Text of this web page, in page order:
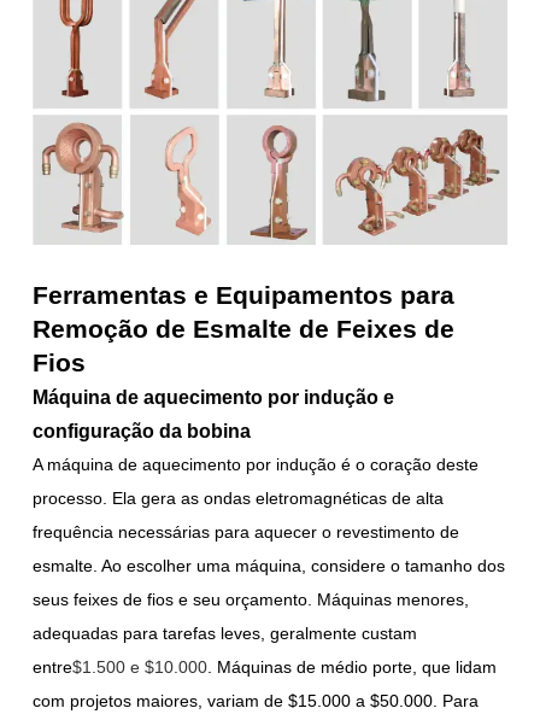
Ferramentas e Equipamentos para
Remoção de Esmalte de Feixes de
Fios
Máquina de aquecimento por indução e
configuração da bobina
A máquina de aquecimento por indução é o coração deste
processo. Ela gera as ondas eletromagnéticas de alta
frequência necessárias para aquecer o revestimento de
esmalte. Ao escolher uma máquina, considere o tamanho dos
seus feixes de fios e seu orçamento. Máquinas menores,
adequadas para tarefas leves, geralmente custam
entre$1.500 e $10.000 . Máquinas de médio porte, que lidam
com projetos maiores, variam de $15.000 a $50.000. Para